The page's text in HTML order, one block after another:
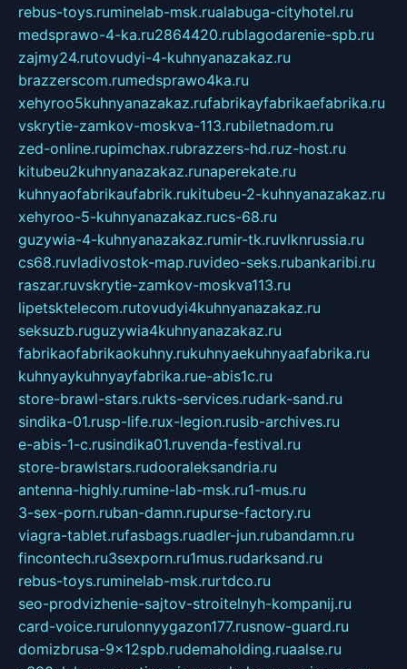
rebus-toys.ruminelab-msk.rualabuga-cityhotel.ru
medsprawo-4-ka.ru2864420.rublagodarenie-spb.ru
zajmy24.rutovudyi-4-kuhnyanazakaz.ru
brazzerscom.rumedsprawo4ka.ru
xehyroo5kuhnyanazakaz.rufabrikayfabrikaefabrika.ru
vskrytie-zamkov-moskva-113.rubiletnadom.ru
zed-online.rupimchax.rubrazzers-hd.ruz-host.ru
kitubeu2kuhnyanazakaz.runaperekate.ru
kuhnyaofabrikaufabrik.rukitubeu-2-kuhnyanazakaz.ru
xehyroo-5-kuhnyanazakaz.rucs-68.ru
guzywia-4-kuhnyanazakaz.rumir-tk.ruvlknrussia.ru
cs68.ruvladivostok-map.ruvideo-seks.rubankaribi.ru
raszar.ruvskrytie-zamkov-moskva113.ru
lipetsktelecom.rutovudyi4kuhnyanazakaz.ru
seksuzb.ruguzywia4kuhnyanazakaz.ru
fabrikaofabrikaokuhny.rukuhnyaekuhnyaafabrika.ru
kuhnyaykuhnyayfabrika.rue-abis1c.ru
store-brawl-stars.rukts-services.rudark-sand.ru
sindika-01.rusp-life.rux-legion.rusib-archives.ru
e-abis-1-c.rusindika01.ruvenda-festival.ru
store-brawlstars.rudooraleksandria.ru
antenna-highly.rumine-lab-msk.ru1-mus.ru
3-sex-porn.ruban-damn.rupurse-factory.ru
viagra-tablet.rufasbags.ruadler-jun.rubandamn.ru
fincontech.ru3sexporn.ru1mus.rudarksand.ru
rebus-toys.ruminelab-msk.rurtdco.ru
seo-prodvizhenie-sajtov-stroitelnyh-kompanij.ru
card-voice.rurulonnyygazon177.rusnow-guard.ru
domizbrusa-9x12spb.rudemaholding.ruaalse.ru